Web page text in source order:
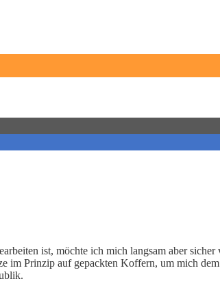
ist, möchte ich mich langsam aber
im Prinzip auf gepackten Koffern, um mich